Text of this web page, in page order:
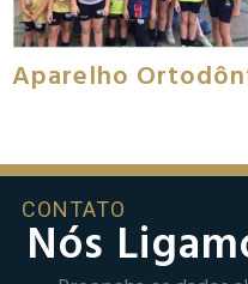
Aparelho
CONTATO
Nós